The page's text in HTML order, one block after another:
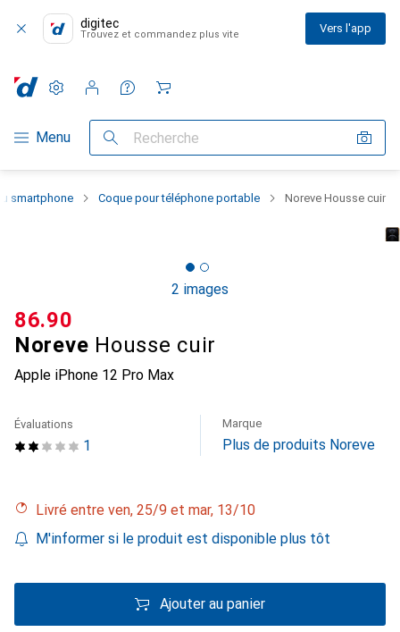
digitec
Trouvez et commandez plus vite Vers l'app
Navigation par catégorie
Menu Recherche
Paramètres
Compte client
Listes de comparaison
Listes d'envies
Panier
smartphone Coque pour téléphone portable Noreve Housse cuir
2 images
Noreve Housse cuir
Apple iPhone 12 Pro Max
CHF
86.90
1
Évaluations Marque
Plus de produits Noreve
Livré entre ven, 25/9 et mar, 13/10
M'informer si le produit est disponible plus tôt
Ajouter au panier